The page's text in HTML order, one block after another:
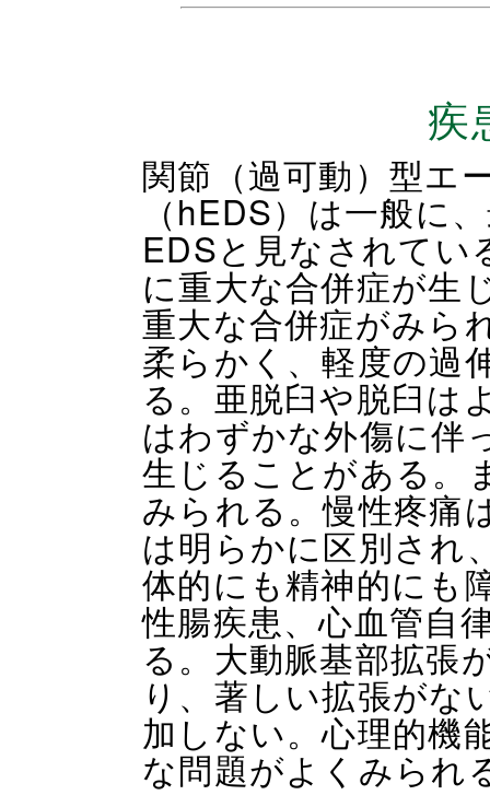
疾
関節（過可動）型エ
（hEDS）は一般に
EDSと見なされてい
に重大な合併症が生
重大な合併症がみら
柔らかく、軽度の過
る。亜脱臼や脱臼は
はわずかな外傷に伴
生じることがある。
みられる。慢性疼痛
は明らかに区別され
体的にも精神的にも
性腸疾患、心血管自
る。大動脈基部拡張
り、著しい拡張がな
加しない。心理的機
な問題がよくみられ